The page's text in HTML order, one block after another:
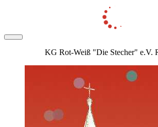
KG Rot-Weiß "Die Stecher" e.V.